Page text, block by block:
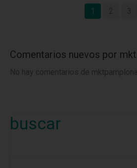
1
Comentarios nuevos por
No hay comentarios de
buscar